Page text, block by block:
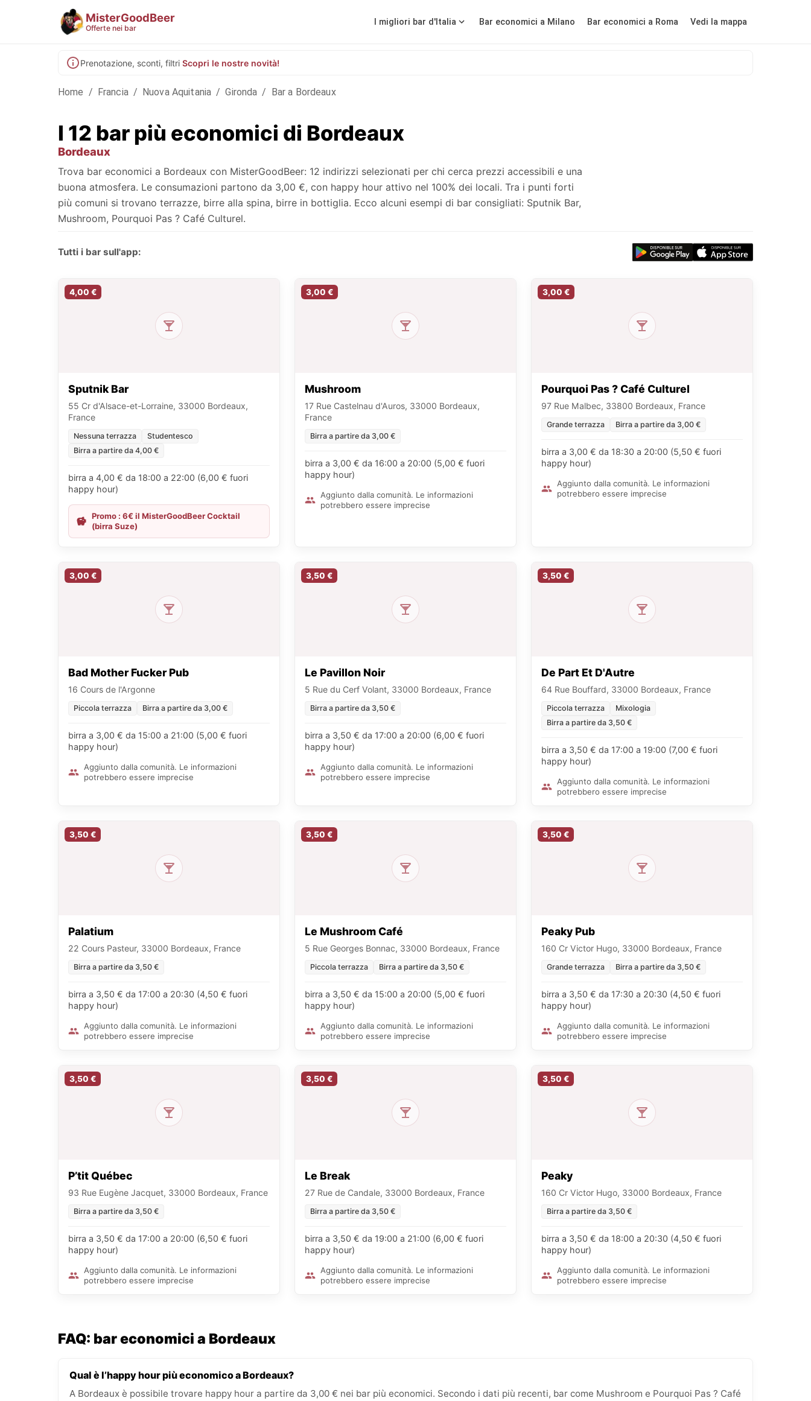
MisterGoodBeer
Offerte nei bar
I migliori bar d'Italia Bar economici a Milano Bar economici a Roma Vedi la mappa
Prenotazione, sconti, filtri Scopri le nostre novità!
Home / Francia / Nuova Aquitania / Gironda / Bar a Bordeaux
I 12 bar più economici di Bordeaux
Bordeaux
Trova bar economici a Bordeaux con MisterGoodBeer: 12 indirizzi selezionati per chi cerca prezzi accessibili e una
buona atmosfera. Le consumazioni partono da 3,00 €, con happy hour attivo nel 100% dei locali. Tra i punti forti
più comuni si trovano terrazze, birre alla spina, birre in bottiglia. Ecco alcuni esempi di bar consigliati: Sputnik Bar,
Mushroom, Pourquoi Pas ? Café Culturel.
Tutti i bar sull'app:
4,00 €
Sputnik Bar
55 Cr d'Alsace-et-Lorraine, 33000 Bordeaux,
France
Nessuna terrazza
Studentesco
Birra a partire da 4,00 €
birra a 4,00 € da 18:00 a 22:00 (6,00 € fuori
happy hour)
Promo : 6€ il MisterGoodBeer Cocktail
(birra Suze)
3,00 €
Mushroom
17 Rue Castelnau d'Auros, 33000 Bordeaux,
France
Birra a partire da 3,00 €
birra a 3,00 € da 16:00 a 20:00 (5,00 € fuori
happy hour)
Aggiunto dalla comunità. Le informazioni
potrebbero essere imprecise
3,00 €
Pourquoi Pas ? Café Culturel
97 Rue Malbec, 33800 Bordeaux, France
Grande terrazza Birra a partire da 3,00 €
birra a 3,00 € da 18:30 a 20:00 (5,50 € fuori
happy hour)
Aggiunto dalla comunità. Le informazioni
potrebbero essere imprecise
3,00 €
Bad Mother Fucker Pub
16 Cours de l'Argonne
Piccola terrazza Birra a partire da 3,00 €
birra a 3,00 € da 15:00 a 21:00 (5,00 € fuori
happy hour)
Aggiunto dalla comunità. Le informazioni
potrebbero essere imprecise
3,50 €
Le Pavillon Noir
5 Rue du Cerf Volant, 33000 Bordeaux, France
Birra a partire da 3,50 €
birra a 3,50 € da 17:00 a 20:00 (6,00 € fuori
happy hour)
Aggiunto dalla comunità. Le informazioni
potrebbero essere imprecise
3,50 €
De Part Et D'Autre
64 Rue Bouffard, 33000 Bordeaux, France
Piccola terrazza
Mixologia
Birra a partire da 3,50 €
birra a 3,50 € da 17:00 a 19:00 (7,00 € fuori
happy hour)
Aggiunto dalla comunità. Le informazioni
potrebbero essere imprecise
3,50 €
Palatium
22 Cours Pasteur, 33000 Bordeaux, France
Birra a partire da 3,50 €
birra a 3,50 € da 17:00 a 20:30 (4,50 € fuori
happy hour)
Aggiunto dalla comunità. Le informazioni
potrebbero essere imprecise
3,50 €
Le Mushroom Café
5 Rue Georges Bonnac, 33000 Bordeaux, France
Piccola terrazza Birra a partire da 3,50 €
birra a 3,50 € da 15:00 a 20:00 (5,00 € fuori
happy hour)
Aggiunto dalla comunità. Le informazioni
potrebbero essere imprecise
3,50 €
Peaky Pub
160 Cr Victor Hugo, 33000 Bordeaux, France
Grande terrazza Birra a partire da 3,50 €
birra a 3,50 € da 17:30 a 20:30 (4,50 € fuori
happy hour)
Aggiunto dalla comunità. Le informazioni
potrebbero essere imprecise
3,50 €
P’tit Québec
93 Rue Eugène Jacquet, 33000 Bordeaux, France
Birra a partire da 3,50 €
birra a 3,50 € da 17:00 a 20:00 (6,50 € fuori
happy hour)
Aggiunto dalla comunità. Le informazioni
potrebbero essere imprecise
3,50 €
Le Break
27 Rue de Candale, 33000 Bordeaux, France
Birra a partire da 3,50 €
birra a 3,50 € da 19:00 a 21:00 (6,00 € fuori
happy hour)
Aggiunto dalla comunità. Le informazioni
potrebbero essere imprecise
3,50 €
Peaky
160 Cr Victor Hugo, 33000 Bordeaux, France
Birra a partire da 3,50 €
birra a 3,50 € da 18:00 a 20:30 (4,50 € fuori
happy hour)
Aggiunto dalla comunità. Le informazioni
potrebbero essere imprecise
FAQ: bar economici a Bordeaux
Qual è l’happy hour più economico a Bordeaux?
A Bordeaux è possibile trovare happy hour a partire da 3,00 € nei bar più economici. Secondo i dati più recenti, bar come Mushroom e Pourquoi Pas ? Café